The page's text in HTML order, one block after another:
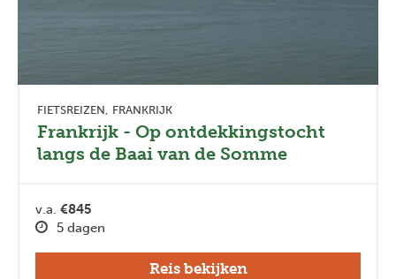
FIETSREIZEN FRANKRIJK
Frankrijk - Op ontdekkingstocht
langs de Baai van de Somme
v.a. €845
5 dagen
Reis bekijken